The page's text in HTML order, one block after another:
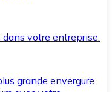
votre entreprise.
grande envergure.